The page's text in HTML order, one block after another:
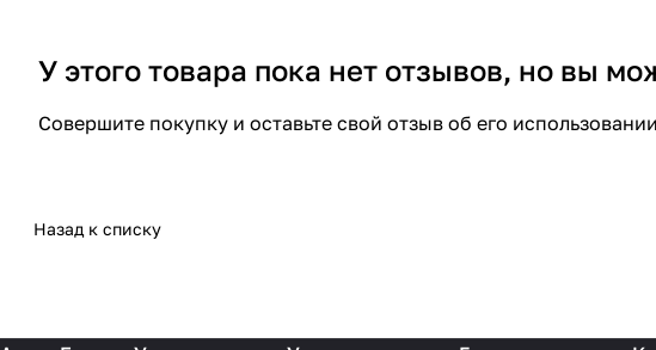
У этого товара пока нет отзывов, но вы
Совершите покупку и оставьте свой отзыв об его использовании
Назад к списку